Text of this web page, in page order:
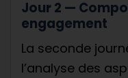
Jour 2 —
engagement
La seconde
l’analyse des